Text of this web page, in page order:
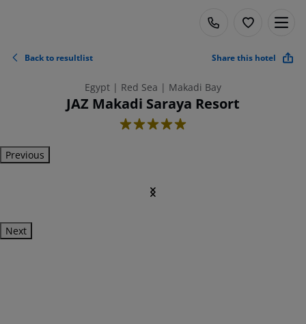
Back to resultlist Share this hotel
Egypt | Red Sea | Makadi Bay
JAZ Makadi Saraya Resort
5
Previous
Next